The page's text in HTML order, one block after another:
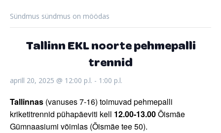
Sündmus sündmus on möödas
Tallinn EKL noorte pehmepalli
trennid
aprill 20, 2025 @ 12:00 p.l. - 1:00 p.l.
Tallinnas (vanuses 7-16) toimuvad pehmepalli
kriketitrennid pühapäeviti kell 12.00-13.00Õismäe
Gümnaasiumi võimlas (Õismäe tee 50).